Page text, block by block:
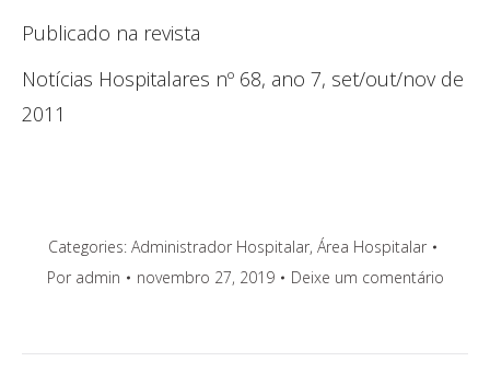
Publicado na revista
Notícias Hospitalares nº 68, ano 7, set/out/nov de
2011
Categories: Administrador Hospitalar, Área Hospitalar
Por admin novembro 27, 2019 Deixe um comentário